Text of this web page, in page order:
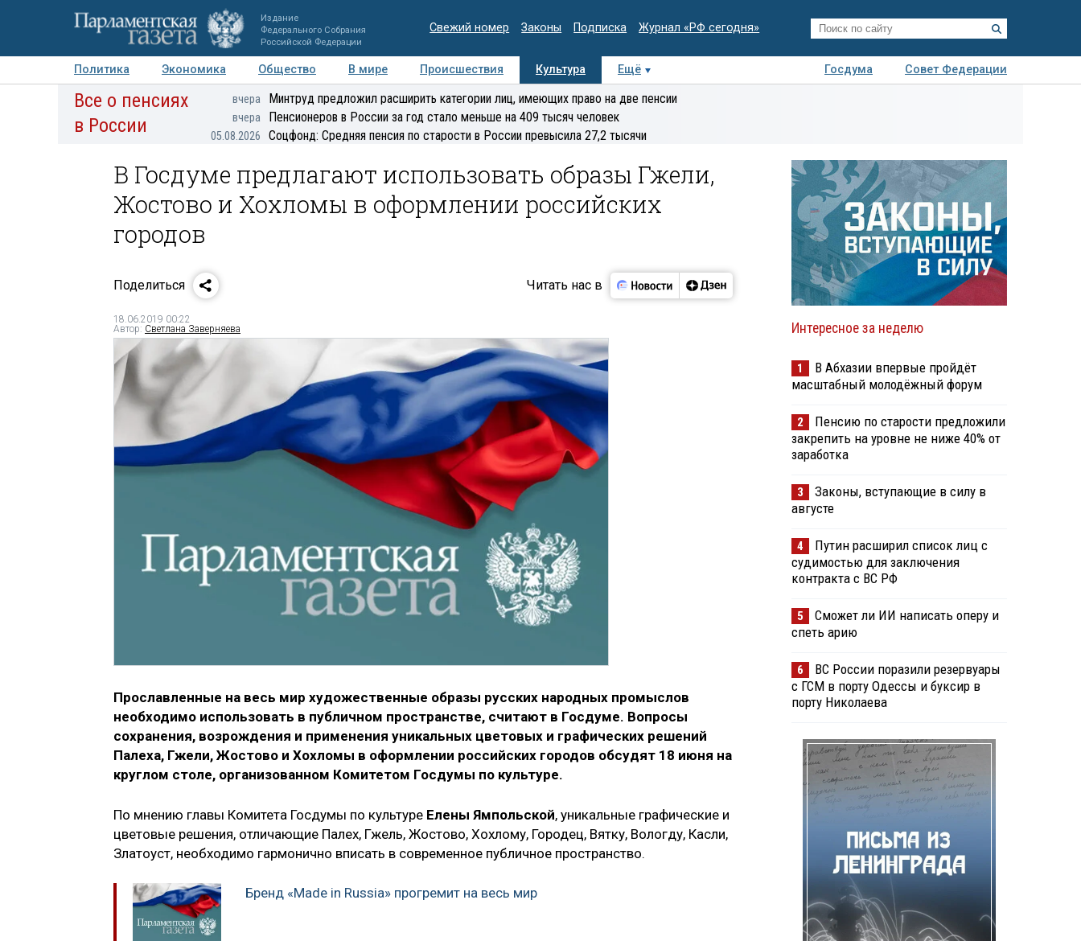
Издание
Федерального Собрания
Российской Федерации
Свежий номер Законы Подписка Журнал «РФ сегодня»
Политика Экономика Общество В мире Происшествия Культура Ещё Госдума
Совет Федерации
Авторы Персоны Мнения Регионы Медиацентр Интервью Колумнисты
Деловая
Все о пенсиях
в России
вчера Минтруд предложил расширить категории лиц, имеющих право на две пенсии
вчера Пенсионеров в России за год стало меньше на 409 тысяч человек
05.08.2026 Соцфонд: Средняя пенсия по старости в России превысила 27,2 тысячи
В Госдуме предлагают использовать образы Гжели,
Жостово и Хохломы в оформлении российских
городов
Поделиться Читать нас в
18.06.2019 00:22
Автор: Светлана Заверняева
Прославленные на весь мир художественные образы русских народных промыслов
необходимо использовать в публичном пространстве, считают в Госдуме. Вопросы
сохранения, возрождения и применения уникальных цветовых и графических решений
Палеха, Гжели, Жостово и Хохломы в оформлении российских городов обсудят 18 июня на
круглом столе, организованном Комитетом Госдумы по культуре.
По мнению главы Комитета Госдумы по культуре Елены Ямпольской, уникальные графические и
цветовые решения, отличающие Палех, Гжель, Жостово, Хохлому, Городец, Вятку, Вологду, Касли,
Златоуст, необходимо гармонично вписать в современное публичное пространство.
Бренд «Made in Russia» прогремит на весь мир
Интересное за неделю
1
В Абхазии впервые пройдёт
масштабный молодёжный форум
2
Пенсию по старости предложили
закрепить на уровне не ниже 40% от
заработка
3
Законы, вступающие в силу в
августе
4
Путин расширил список лиц с
судимостью для заключения
контракта с ВС РФ
5
Сможет ли ИИ написать оперу и
спеть арию
6
ВС России поразили резервуары
с ГСМ в порту Одессы и буксир в
порту Николаева